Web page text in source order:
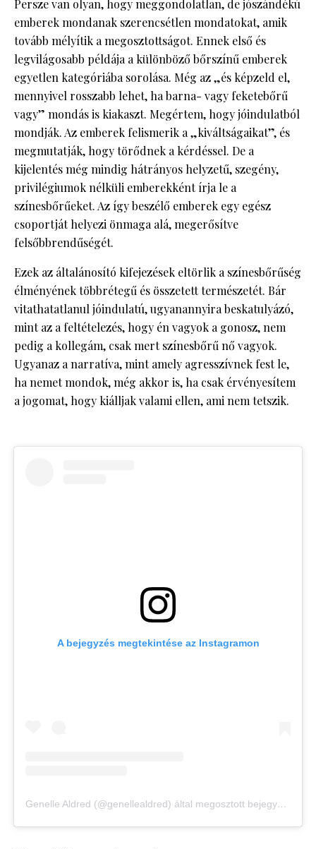
Persze van olyan, hogy meggondolatlan, de jószándékú
emberek mondanak szerencsétlen mondatokat, amik
tovább mélyítik a megosztottságot. Ennek első és
legvilágosabb példája a különböző bőrszínű emberek
egyetlen kategóriába sorolása. Még az „és képzeld el,
mennyivel rosszabb lehet, ha barna- vagy feketebőrű
vagy” mondás is kiakaszt. Megértem, hogy jóindulatból
mondják. Az emberek felismerik a „kiváltságaikat”, és
megmutatják, hogy törődnek a kérdéssel. De a
kijelentés még mindig hátrányos helyzetű, szegény,
privilégiumok nélküli emberekként írja le a
színesbőrűeket. Az így beszélő emberek egy egész
csoportját helyezi önmaga alá, megerősítve
felsőbbrendűségét.
Ezek az általánosító kifejezések eltörlik a színesbőrűség
élményének többrétegű és összetett természetét. Bár
vitathatatlanul jóindulatú, ugyanannyira beskatulyázó,
mint az a feltételezés, hogy én vagyok a gonosz, nem
pedig a kollegám, csak mert színesbőrű nő vagyok.
Ugyanaz a narratíva, mint amely agresszívnek fest le,
ha nemet mondok, még akkor is, ha csak érvényesítem
a jogomat, hogy kiálljak valami ellen, ami nem tetszik.
A bejegyzés megtekintése az Instagramon
Genelle Aldred (@genellealdred) által megosztott bejegyzés